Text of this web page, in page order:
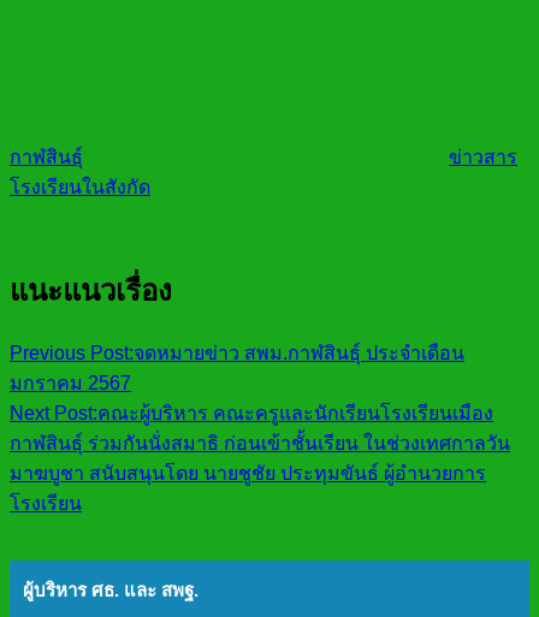
กาฬสินธุ์
ข่าวสาร
โรงเรียนในสังกัด
แนะแนวเรื่อง
Previous Post:จดหมายข่าว สพม.กาฬสินธุ์ ประจำเดือน
มกราคม 2567
Next Post:คณะผู้บริหาร คณะครูและนักเรียนโรงเรียนเมือง
กาฬสินธุ์ ร่วมกันนั่งสมาธิ ก่อนเข้าชั้นเรียน ในช่วงเทศกาลวัน
มาฆบูชา สนับสนุนโดย นายชูชัย ประทุมขันธ์ ผู้อำนวยการ
โรงเรียน
ผู้บริหาร ศธ. และ สพฐ.